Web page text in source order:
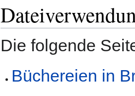
Die folgende
Büchereien in